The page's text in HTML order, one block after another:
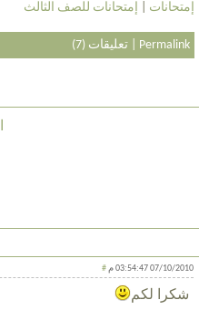
إمتحانات إمتحانات للصف الثالث
Permalink
|تعليقات (7)
07/10/2010 03:54:47 م #
شكرا لكم